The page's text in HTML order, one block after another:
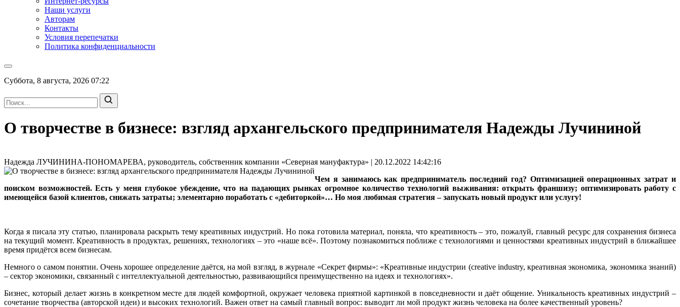
Наши услуги
Авторам
Контакты
Условия перепечатки
Политика конфиденциальности
Суббота, 8 августа, 2026 07:22
О творчестве в бизнесе: взгляд архангельского предпринимателя Надежды Лучининой
Надежда ЛУЧИНИНА-ПОНОМАРЕВА, руководитель, собственник компании «Северная мануфактура» | 20.12.2022 14:42:16
Чем я занимаюсь как предприниматель последний год? Оптимизацией операционных затрат и
поиском возможностей. Есть у меня глубокое убеждение, что на падающих рынках огромное количество технологий выживания: открыть франшизу; оптимизировать работу с
имеющейся базой клиентов, снижать затраты; элементарно поработать с «дебиторкой»… Но моя любимая стратегия – запускать новый продукт или услугу!
Когда я писала эту статью, планировала раскрыть тему креативных индустрий. Но пока готовила материал, поняла, что креативность – это, пожалуй, главный ресурс для сохранения бизнеса
на текущий момент. Креативность в продуктах, решениях, технологиях – это «наше всё». Поэтому познакомиться поближе с технологиями и ценностями креативных индустрий в ближайшее
время придётся всем бизнесам.
Немного о самом понятии. Очень хорошее определение даётся, на мой взгляд, в журнале «Секрет фирмы»: «Креативные индустрии (creative industry, креативная экономика, экономика знаний)
– сектор экономики, связанный с интеллектуальной деятельностью, развивающийся преимущественно на идеях и технологиях».
Бизнес, который делает жизнь в конкретном месте для людей комфортной, окружает человека приятной картинкой в повседневности и даёт общение. Уникальность креативных индустрий –
сочетание творчества (авторской идеи) и высоких технологий. Важен ответ на самый главный вопрос: выводит ли мой продукт жизнь человека на более качественный уровень?